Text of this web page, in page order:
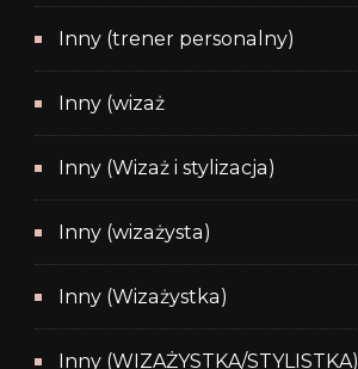
Inny (trener personalny)
Inny (wizaż
Inny (Wizaż i stylizacja)
Inny (wizażysta)
Inny (Wizażystka)
Inny (WIZAŻYSTKA/STYLISTKA)